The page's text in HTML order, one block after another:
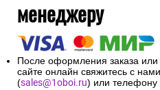
менеджеру
После оформления заказа
сайте онлайн свяжитесь с
(sales@1oboi.ru) или телефону